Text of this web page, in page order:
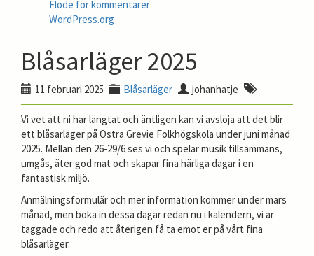
Flöde för kommentarer
WordPress.org
Blåsarläger 2025
11 februari 2025 Blåsarläger johanhatje
Vi vet att ni har längtat och äntligen kan vi avslöja att det blir
ett blåsarläger på Östra Grevie Folkhögskola under juni månad
2025. Mellan den 26-29/6 ses vi och spelar musik tillsammans,
umgås, äter god mat och skapar fina härliga dagar i en
fantastisk miljö.
Anmälningsformulär och mer information kommer under mars
månad, men boka in dessa dagar redan nu i kalendern, vi är
taggade och redo att återigen få ta emot er på vårt fina
blåsarläger.